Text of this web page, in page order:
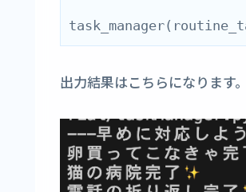
出力結果はこちらになります。